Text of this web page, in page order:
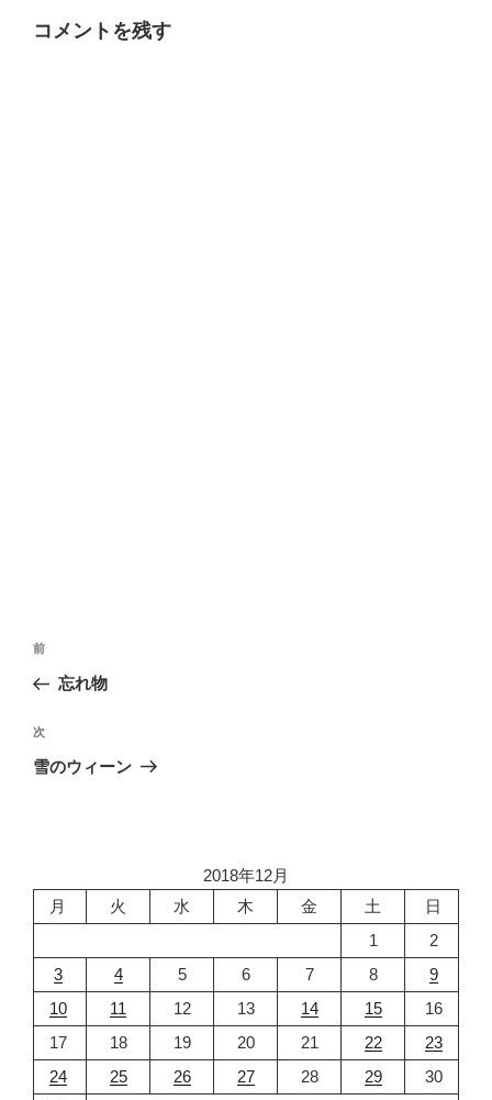
コメントを残す
投
ナ
ビ
ゲ
前
の
稿
前
忘れ物
次
の
次
雪のウィーン
2018年12月
月
火 水 木 金 土
日
1
2
3
4 5 6 7 8
9
10
11 12 13 14 15
16
17
18 19 20 21 22
23
24
25 26 27 28 29
30